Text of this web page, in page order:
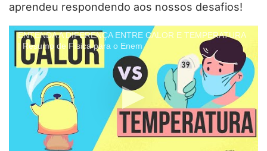
aprendeu respondendo aos nossos desafios!
ENTENDA A DIFERENÇA ENTRE CALOR E TEMPERATURA
| Resumo de Física para o Enem